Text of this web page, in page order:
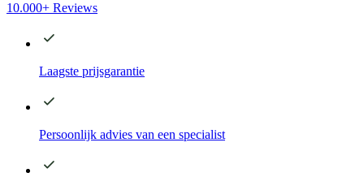
10.000+ Reviews
Laagste prijsgarantie
Persoonlijk advies van een specialist